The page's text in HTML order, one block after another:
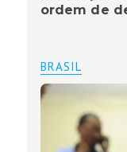
ordem de
BRASIL